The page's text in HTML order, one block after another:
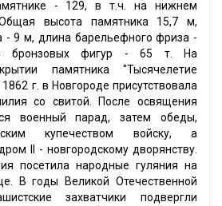
- 129, в т.ч. на нижнем
высота памятника 15,7 м,
- 9 м, длина барельефного фриза -
фигур - 65 т. На
памятника "Тысячелетие
г. в Новгороде присутствовала
со свитой. После освящения
военный парад, затем обеды,
купечеством войску, а
II - новгородскому дворянству.
посетила народные гуляния на
В годы Великой Отечественной
захватчики подвергли